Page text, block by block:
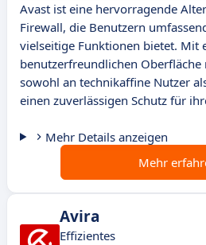
Avast ist eine hervorragende
Firewall, die Benutzern
vielseitige Funktionen bietet. Mit
benutzerfreundlichen Oberfläche
sowohl an technikaffine Nutzer
einen zuverlässigen Schutz für
Mehr Details anzeigen
Mehr
Avira
Effizientes